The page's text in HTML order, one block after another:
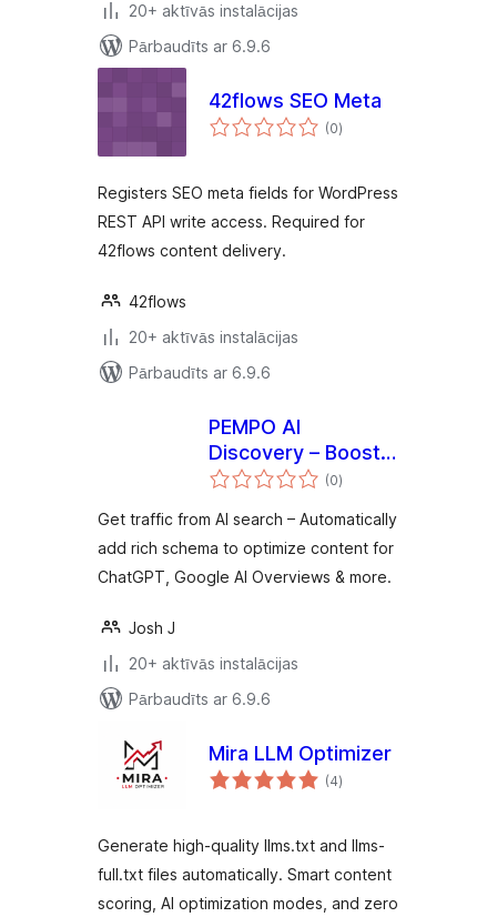
20+ aktīvās instalācijas
Pārbaudīts ar 6.9.6
42flows SEO Meta
(0vērtējumu
kopsumma
)
Registers SEO meta fields for WordPress
REST API write access. Required for
42flows content delivery.
42flows
20+ aktīvās instalācijas
Pārbaudīts ar 6.9.6
PEMPO AI
Discovery – Boost
LLM Traffic from
Overviews & More
(0vērtējumu
kopsumma
)
Get traffic from AI search – Automatically
add rich schema to optimize content for
ChatGPT, Google AI Overviews & more.
Josh J
20+ aktīvās instalācijas
Pārbaudīts ar 6.9.6
Mira LLM Optimizer
(4vērtējumu
kopsumma
)
Generate high-quality llms.txt and llms-
full.txt files automatically. Smart content
scoring, AI optimization modes, and zero